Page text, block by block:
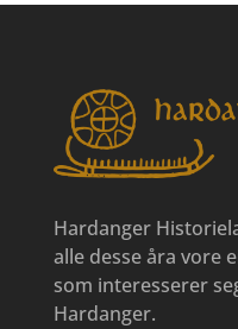
Hardanger
alle desse åra vore
som interesserer
Hardanger.